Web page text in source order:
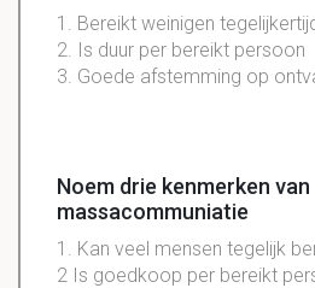
1. Bereikt weinigen
2. Is duur per bereikt persoon
3. Goede afstemming op
Noem drie kenmerken van
massacommuniatie
1. Kan veel mensen tegelijk
2 Is goedkoop per bereikt